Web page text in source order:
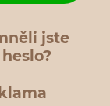
jste